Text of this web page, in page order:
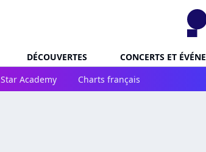
DÉCOUVERTES CONCERTS ET
Star Academy Charts français